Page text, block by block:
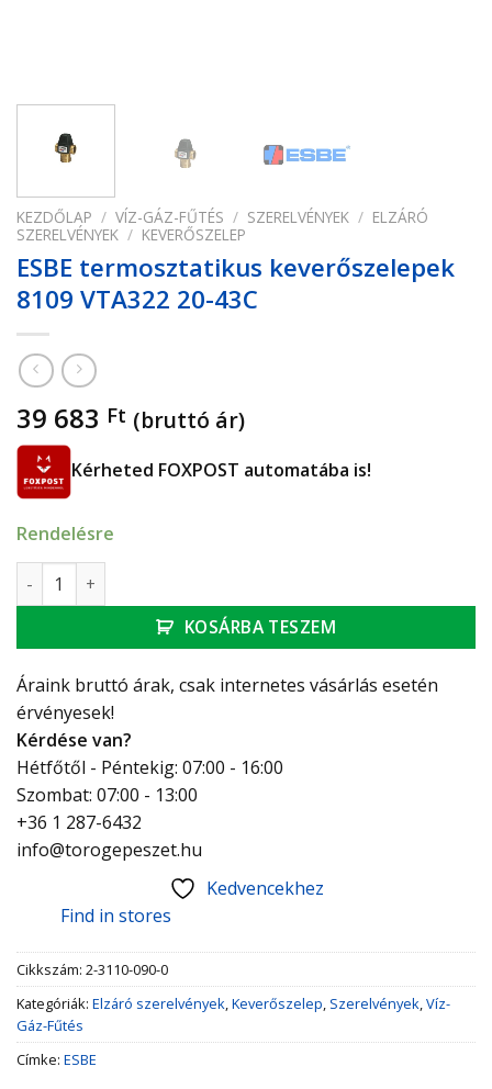
KEZDŐLAP / VÍZ-GÁZ-FŰTÉS / SZERELVÉNYEK / ELZÁRÓ
SZERELVÉNYEK / KEVERŐSZELEP
ESBE termosztatikus keverőszelepek
8109 VTA322 20-43C
39 683 Ft (bruttó ár)
Kérheted FOXPOST automatába is!
Rendelésre
ESBE termosztatikus keverőszelepek 8109 VTA322 20-43C
KOSÁRBA TESZEM
Áraink bruttó árak, csak internetes vásárlás esetén
érvényesek!
Kérdése van?
Hétfőtől - Péntekig: 07:00 - 16:00
Szombat: 07:00 - 13:00
+36 1 287-6432
info@torogepeszet.hu
Kedvencekhez
Find in stores
Cikkszám: 2-3110-090-0
Kategóriák: Elzáró szerelvények,Keverőszelep, Szerelvények,Víz-
Gáz-Fűtés
Címke: ESBE